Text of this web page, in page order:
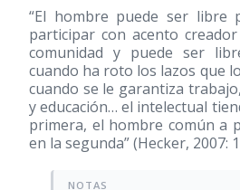
“El hombre puede ser libre
participar con acento
comunidad y puede ser
cuando ha roto los lazos que
cuando se le garantiza
y educación… el intelectual
primera, el hombre común a
en la segunda” (Hecker, 2007: